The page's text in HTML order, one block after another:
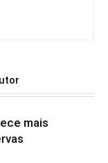
mais